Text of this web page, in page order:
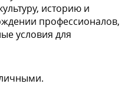
историю и
профессионалов,
условия для